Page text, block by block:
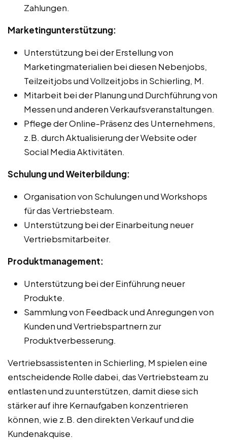
Zahlungen.
Marketingunterstützung:
Unterstützung bei der Erstellung von
Marketingmaterialien bei diesen Nebenjobs,
Teilzeitjobs und Vollzeitjobs in Schierling, M.
Mitarbeit bei der Planung und Durchführung von
Messen und anderen Verkaufsveranstaltungen.
Pflege der Online-Präsenz des Unternehmens,
z.B. durch Aktualisierung der Website oder
Social Media Aktivitäten.
Schulung und Weiterbildung:
Organisation von Schulungen und Workshops
für das Vertriebsteam.
Unterstützung bei der Einarbeitung neuer
Vertriebsmitarbeiter.
Produktmanagement:
Unterstützung bei der Einführung neuer
Produkte.
Sammlung von Feedback und Anregungen von
Kunden und Vertriebspartnern zur
Produktverbesserung.
Vertriebsassistenten in Schierling, M spielen eine
entscheidende Rolle dabei, das Vertriebsteam zu
entlasten und zu unterstützen, damit diese sich
stärker auf ihre Kernaufgaben konzentrieren
können, wie z.B. den direkten Verkauf und die
Kundenakquise.